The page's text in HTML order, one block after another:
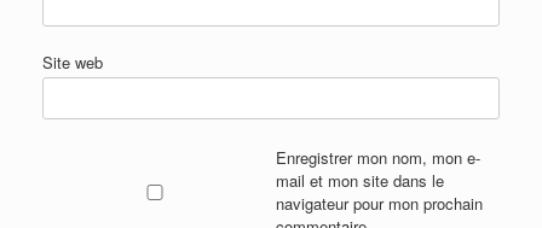
Site web
Enregistrer mon nom, mon e-
mail et mon site dans le
navigateur pour mon prochain